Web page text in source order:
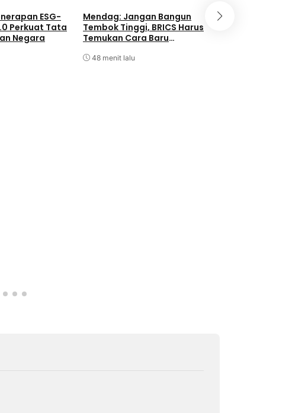
ESG-
Perkuat Tata
Negara
Mendag: Jangan Bangun
Tembok Tinggi, BRICS Harus
Temukan Cara Baru
48 menit lalu